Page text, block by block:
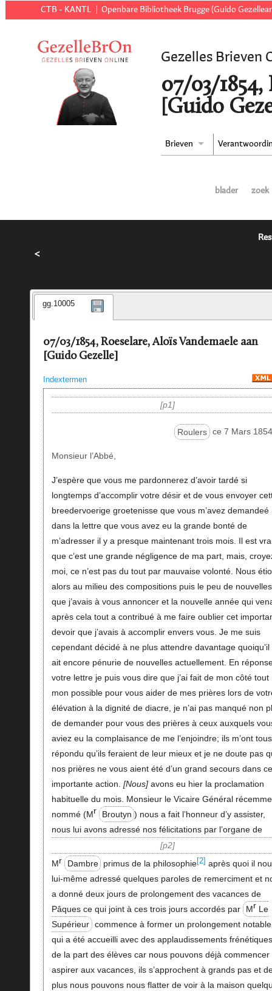
CTB - KANTL Openbare Bibliotheek Brugge (Guido
Gezelles Brieven
07/03/1854,
[Guido
Brieven
blader zoek
<
gg.10005
07/03/1854, Roeselare, Aloïs Vandemaele aan
[Guido Gezelle]
Indextermen
p1
Roulers ce 7 Mars
Monsieur l’Abbé,
J’espère que vous me pardonnerez d’avoir tardé si
longtemps d’accomplir votre désir et de vous envoyer
breedervoerige groetenisse que vous m’avez demandeé
dans la lettre que vous avez eu la grande bonté de
m’adresser il y a presque maintenant trois mois. Il est
que c’est une grande négligence de ma part, mais,
moi, ce n’est pas du tout par mauvaise volonté. Nous
alors au milieu des compositions puis le peu de nouvelles
que j’avais à vous annoncer et la nouvelle année qui
après cela tout a contribué à me faire oublier cet
devoir que j’avais à accomplir envers vous. Je me suis
cependant décidé à ne plus attendre davantage quoiqu’il
ait encore pénurie de nouvelles actuellement. En
votre lettre je puis vous dire que j’ai fait de mon côté tout
mon possible pour vous aider de mes prières lors de
élévation à la dignité de diacre, je n’ai pas manqué non
de demander pour vous des prières à ceux auxquels
aviez eu la complaisance de me l’enjoindre; ils m’ont tous
répondu qu’ils feraient de leur mieux et je ne doute pas
nos prières ne vous aient été d’un grand secours dans
importante action.
Nous avons eu hier la proclamation
habituelle du mois. Monsieur le Vicaire Général
nommé (Mr Broutyn ) nous a fait l’honneur d’y assister,
nous lui avons adressé nos félicitations par l’organe de
p2
Mr Dambre primus de la philosophie[2] après quoi il
lui-même adressé quelques paroles de remerciment et
a donné deux jours de prolongement des vacances de
Pâques ce qui joint à ces trois jours accordés par
Mr Le
Supérieur commence à former un prolongement notable
qui a été accueilli avec des applaudissements frénétiques
de la part des élèves car nous pouvons déjà commencer
aspirer aux vacances, ils s’approchent à grands pas et
plus nous pouvons nous flatter de voir à la maison